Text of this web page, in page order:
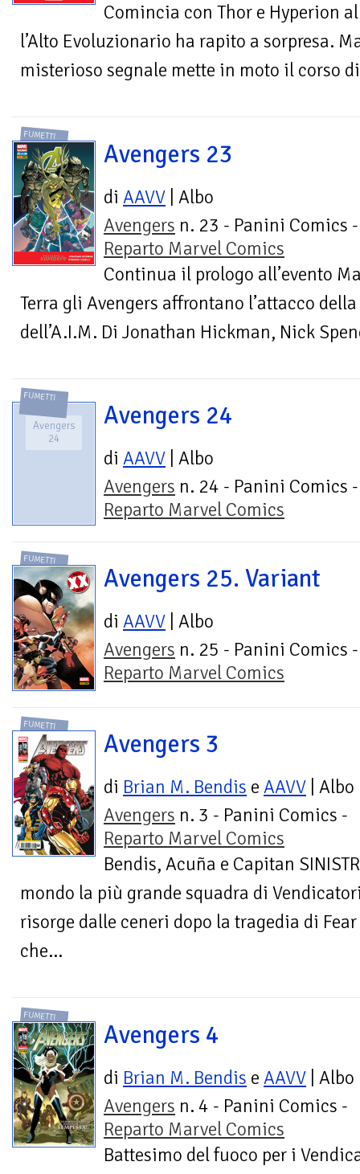
Comincia con Thor e Hyperion
l’Alto Evoluzionario ha rapito a sorpresa.
misterioso segnale mette in moto il corso
FUMETTI
Avengers 23
di AAVV | Albo
Avengers n. 23 - Panini Comics -
Reparto Marvel Comics
Continua il prologo all’evento
Terra gli Avengers affrontano l’attacco
dell’A.I.M. Di Jonathan Hickman, Nick
FUMETTI
Avengers
24
Avengers 24
di AAVV | Albo
Avengers n. 24 - Panini Comics -
Reparto Marvel Comics
FUMETTI
Avengers 25. Variant
di AAVV | Albo
Avengers n. 25 - Panini Comics -
Reparto Marvel Comics
FUMETTI
Avengers 3
di Brian M. Bendis e AAVV | Albo
Avengers n. 3 - Panini Comics -
Reparto Marvel Comics
Bendis, Acuña e Capitan
mondo la più grande squadra di
risorge dalle ceneri dopo la tragedia di
che...
FUMETTI
Avengers 4
di Brian M. Bendis e AAVV | Albo
Avengers n. 4 - Panini Comics -
Reparto Marvel Comics
Battesimo del fuoco per i